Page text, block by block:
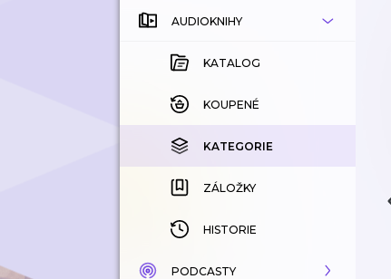
AUDIOKNIHY
KATALOG
KOUPENÉ
KATEGORIE
ZÁLOŽKY
HISTORIE
PODCASTY